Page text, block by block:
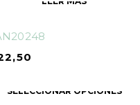
SELECCIONAR OPCIONES